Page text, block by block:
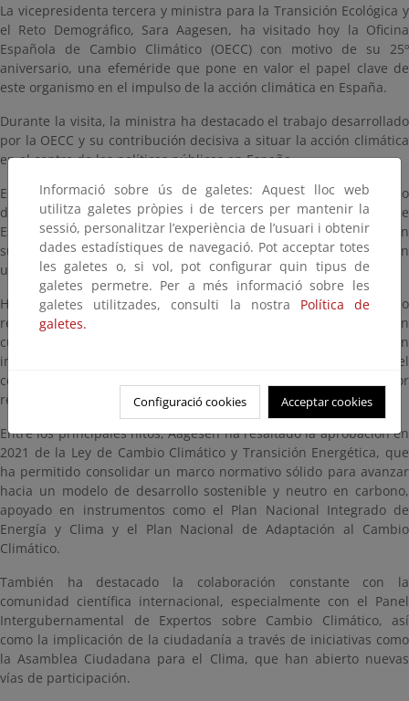
La vicepresidenta tercera y ministra para la Transición Ecológica y
el Reto Demográfico, Sara Aagesen, ha visitado hoy la Oficina
Española de Cambio Climático (OECC) con motivo de su 25º
aniversario, una efeméride que pone en valor el papel clave de
este organismo en el impulso de la acción climática en España.
Durante la visita, la ministra ha destacado el trabajo desarrollado
por la OECC y su contribución decisiva a situar la acción climática
en el centro de las políticas públicas en España.
En este contexto, ha subrayado que el cambio climático ha pasado
de ser una preocupación a convertirse en una prioridad de
Estado. España ha integrado esta lucha de forma transversal en
sus políticas públicas, desde la energía hasta la movilidad, con
una hoja de ruta clara hacia la neutralidad climática en 2050.
Hace 25 años nacía la Oficina Española de Cambio Climático como
respuesta a un desafío emergente en la agenda global. Hoy, un
cuarto de siglo después, se ha consolidado como una institución
imprescindible, cuya trayectoria ha estado marcada por el
compromiso, la anticipación y la acción constante frente al mayor
reto de nuestro tiempo.
Entre los principales hitos, Aagesen ha resaltado la aprobación en
2021 de la Ley de Cambio Climático y Transición Energética, que
ha permitido consolidar un marco normativo sólido para avanzar
hacia un modelo de desarrollo sostenible y neutro en carbono,
apoyado en instrumentos como el Plan Nacional Integrado de
Energía y Clima y el Plan Nacional de Adaptación al Cambio
Climático.
También ha destacado la colaboración constante con la
comunidad científica internacional, especialmente con el Panel
Intergubernamental de Expertos sobre Cambio Climático, así
como la implicación de la ciudadanía a través de iniciativas como
la Asamblea Ciudadana para el Clima, que han abierto nuevas
vías de participación.
Informació sobre ús de galetes: Aquest lloc web
utilitza galetes pròpies i de tercers per mantenir la
sessió, personalitzar l’experiència de l’usuari i obtenir
dades estadístiques de navegació. Pot acceptar totes
les galetes o, si vol, pot configurar quin tipus de
galetes permetre. Per a més informació sobre les
galetes utilitzades, consulti la nostra Política de
galetes.
Configuració cookies Acceptar cookies